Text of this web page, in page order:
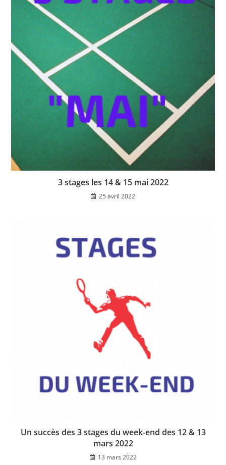
3 stages les 14 & 15 mai 2022
25 avril 2022
Un succès des 3 stages du week-end des 12 & 13
mars 2022
13 mars 2022